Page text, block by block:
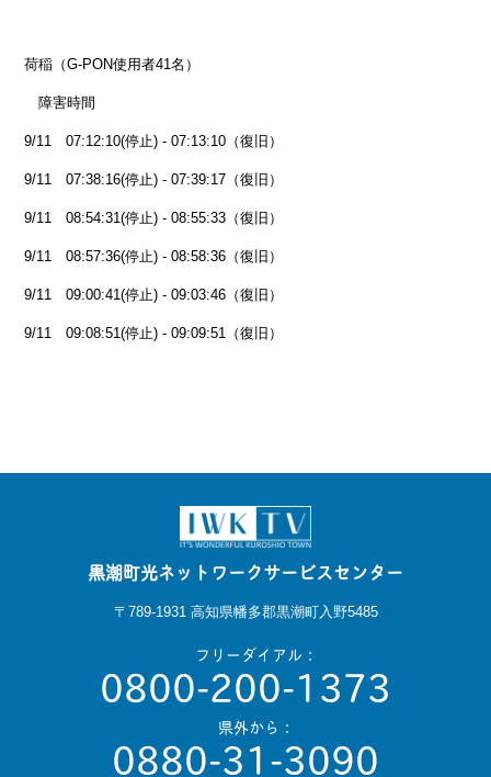
荷稲（G-PON使用者41名）
障害時間
9/11 07:12:10(停止) - 07:13:10（復旧）
9/11 07:38:16(停止) - 07:39:17（復旧）
9/11 08:54:31(停止) - 08:55:33（復旧）
9/11 08:57:36(停止) - 08:58:36（復旧）
9/11 09:00:41(停止) - 09:03:46（復旧）
9/11 09:08:51(停止) - 09:09:51（復旧）
黒潮町光ネットワークサービスセンター
〒789-1931 高知県幡多郡黒潮町入野5485
フリーダイアル：
0800-200-1373
県外から：
0880-31-3090